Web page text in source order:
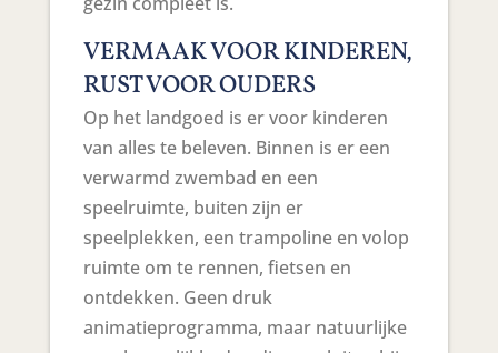
VERMAAK VOOR KINDEREN,
RUST VOOR OUDERS
Op het landgoed is er voor kinderen
van alles te beleven. Binnen is er een
verwarmd zwembad en een
speelruimte, buiten zijn er
speelplekken, een trampoline en volop
ruimte om te rennen, fietsen en
ontdekken. Geen druk
animatieprogramma, maar natuurlijke